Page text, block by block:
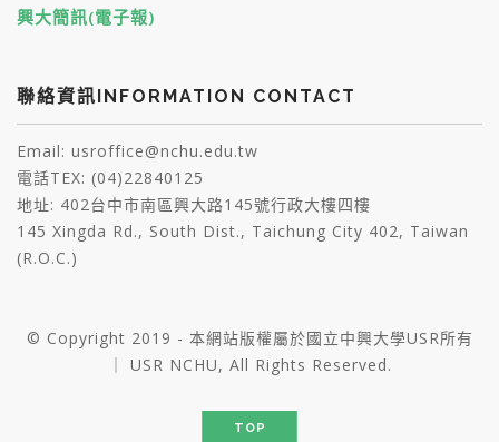
興大簡訊(電子報)
聯絡資訊INFORMATION CONTACT
Email: usroffice@nchu.edu.tw
電話TEX: (04)22840125
地址: 402台中市南區興大路145號行政大樓四樓
145 Xingda Rd., South Dist., Taichung City 402, Taiwan
(R.O.C.)
© Copyright 2019 - 本網站版權屬於國立中興大學USR所有
｜ USR NCHU, All Rights Reserved.
TOP